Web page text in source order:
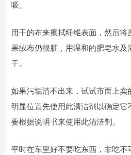
吸。
用干的布来擦拭纤维表面，然后将
果绒布仍很脏，用温和的肥皂水及
干。
如果污垢清不出来，试试市面上卖
明显位置先使用此清洁剂以确定它
要根据说明书来使用此清洁剂。
平时在车里好不要吃东西，非吃不